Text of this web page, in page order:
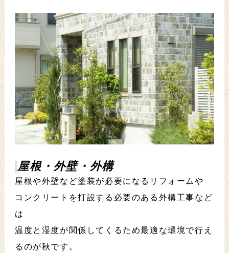
屋根・外壁・外構
屋根や外壁など塗装が必要になるリフォームや
コンクリートを打設する必要のある外構工事など
は
温度と湿度が関係してくるため最適な環境で行え
るのが秋です。